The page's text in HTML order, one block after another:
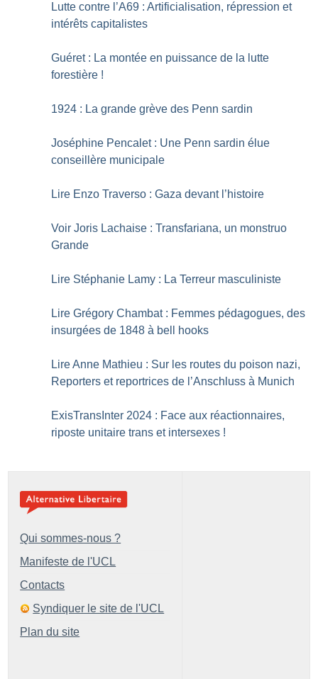
Lutte contre l’A69 : Artificialisation, répression et
intérêts capitalistes
Guéret : La montée en puissance de la lutte
forestière !
1924 : La grande grève des Penn sardin
Joséphine Pencalet : Une Penn sardin élue
conseillère municipale
Lire Enzo Traverso : Gaza devant l’histoire
Voir Joris Lachaise : Transfariana, un monstruo
Grande
Lire Stéphanie Lamy : La Terreur masculiniste
Lire Grégory Chambat : Femmes pédagogues, des
insurgées de 1848 à bell hooks
Lire Anne Mathieu : Sur les routes du poison nazi,
Reporters et reportrices de l’Anschluss à Munich
ExisTransInter 2024 : Face aux réactionnaires,
riposte unitaire trans et intersexes !
Qui sommes-nous ?
Manifeste de l'UCL
Contacts
Syndiquer le site de l'UCL
Plan du site